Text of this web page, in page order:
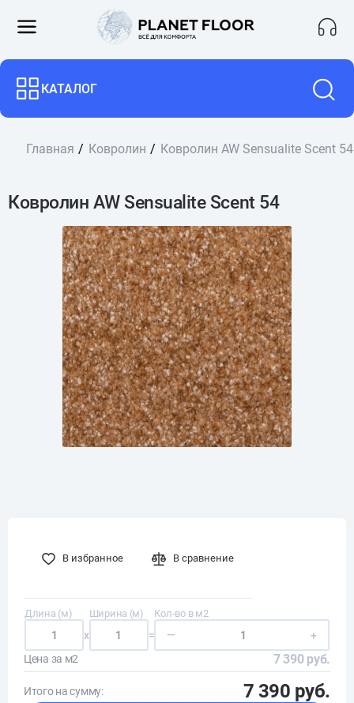
КАТАЛОГ
Главная Ковролин Ковролин AW Sensualite Scent 54
Ковролин AW Sensualite Scent 54
В избранное В сравнение
Длина (м)
x
Ширина (м)
=
Кол-во в м2
—
+
Цена за м2
7 390 руб.
Итого на сумму: 7 390 руб.